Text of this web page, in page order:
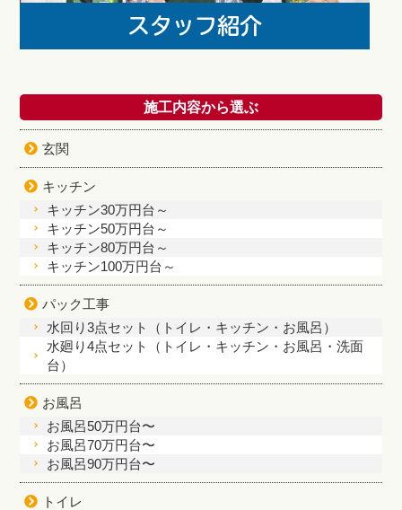
施工内容から選ぶ
玄関
キッチン
キッチン30万円台～
キッチン50万円台～
キッチン80万円台～
キッチン100万円台～
パック工事
水回り3点セット（トイレ・キッチン・お風呂）
水廻り4点セット（トイレ・キッチン・お風呂・洗面
台）
お風呂
お風呂50万円台〜
お風呂70万円台〜
お風呂90万円台〜
トイレ